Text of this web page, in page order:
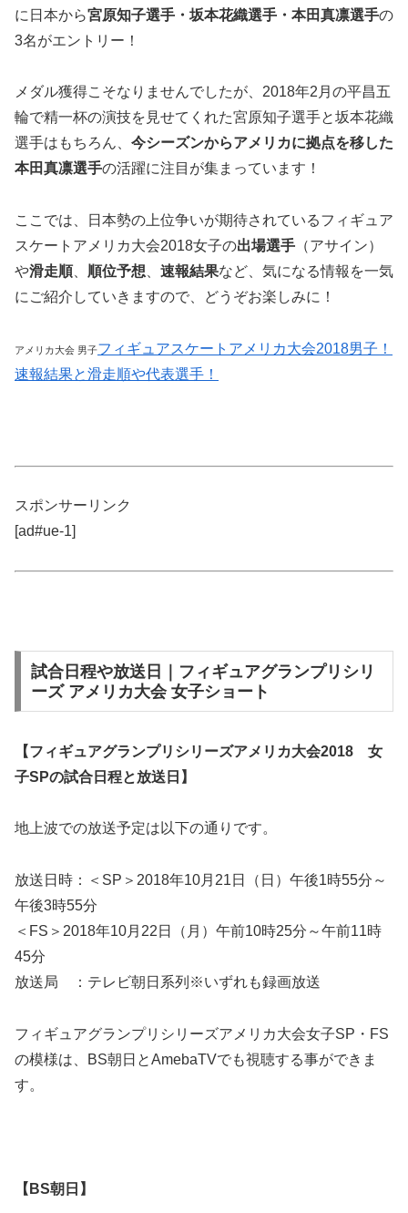
に日本から宮原知子選手・坂本花織選手・本田真凛選手の
3名がエントリー！
メダル獲得こそなりませんでしたが、2018年2月の平昌五
輪で精一杯の演技を見せてくれた宮原知子選手と坂本花織
選手はもちろん、 今シーズンからアメリカに拠点を移した
本田真凛選手の活躍に注目が集まっています！
ここでは、日本勢の上位争いが期待されているフィギュア
スケートアメリカ大会2018女子の出場選手 （アサイン）
や滑走順、 順位予想 速報結果など、気になる情報を一気
にご紹介していきますので、どうぞお楽しみに！
アメリカ大会 男子フィギュアスケートアメリカ大会2018男子！
速報結果と滑走順や代表選手！
スポンサーリンク
[ad#ue-1]
試合日程や放送日｜フィギュアグランプリシリ
ーズ アメリカ大会 女子ショート
【フィギュアグランプリシリーズアメリカ大会2018 女
子SPの試合日程と放送日】
地上波での放送予定は以下の通りです。
放送日時：＜SP＞2018年10月21日（日）午後1時55分～
午後3時55分
＜FS＞2018年10月22日（月）午前10時25分～午前11時
45分
放送局 ：テレビ朝日系列※いずれも録画放送
フィギュアグランプリシリーズアメリカ大会女子SP・FS
の模様は、BS朝日とAmebaTVでも視聴する事ができま
す。
【BS朝日】